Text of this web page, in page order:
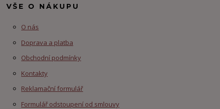
VŠE O NÁKUPU
O nás
Doprava a platba
Obchodní podmínky
Kontakty
Reklamační formulář
Formulář odstoupení od smlouvy